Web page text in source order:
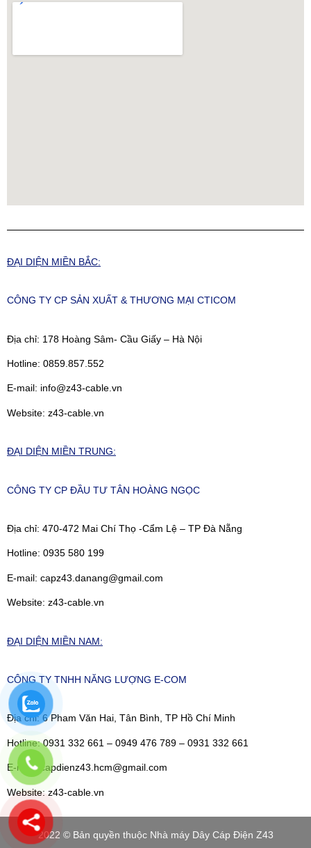
ĐẠI DIỆN MIỀN BẮC:
CÔNG TY CP SẢN XUẤT & THƯƠNG MẠI CTICOM
Địa chỉ: 178 Hoàng Sâm- Cầu Giấy – Hà Nội
Hotline: 0859.857.552
E-mail: info@z43-cable.vn
Website: z43-cable.vn
ĐẠI DIỆN MIỀN TRUNG:
CÔNG TY CP ĐẦU TƯ TÂN HOÀNG NGỌC
Địa chỉ: 470-472 Mai Chí Thọ -Cẩm Lệ – TP Đà Nẵng
Hotline: 0935 580 199
E-mail: capz43.danang@gmail.com
Website: z43-cable.vn
ĐẠI DIỆN MIỀN NAM:
CÔNG TY TNHH NĂNG LƯỢNG E-COM
Địa chỉ: 6 Pham Văn Hai, Tân Bình, TP Hồ Chí Minh
Hotline: 0931 332 661 – 0949 476 789 – 0931 332 661
E-mail: capdienz43.hcm@gmail.com
Website: z43-cable.vn
2022 © Bản quyền thuộc Nhà máy Dây Cáp Điện Z43